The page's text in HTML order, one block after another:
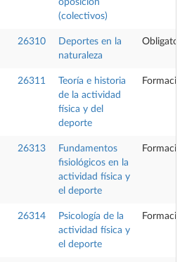
oposición
(colectivos)
26310
Deportes en la
naturaleza
26311
Teoría e historia
de la actividad
física y del
deporte
26313
Fundamentos
fisiológicos en la
actividad física y
el deporte
26314
Psicología de la
actividad física y
el deporte